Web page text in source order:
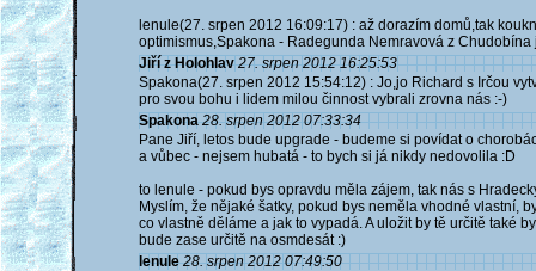
lenule(27. srpen 2012 16:09:17) : až dorazím domů,tak
optimismus,Spakona - Radegunda Nemravová z
Jiří z Holohlav 27. srpen 2012 16:25:53
Spakona(27. srpen 2012 15:54:12) : Jo,jo Richard s Irčou
pro svou bohu i lidem milou činnost vybrali zrovna nás :-)
Spakona 28. srpen 2012 07:33:34
Pane Jiří, letos bude upgrade - budeme si povídat o
a vůbec - nejsem hubatá - to bych si já nikdy nedovolila :D
to lenule - pokud bys opravdu měla zájem, tak nás s
Myslím, že nějaké šatky, pokud bys neměla vhodné vlastní,
co vlastně děláme a jak to vypadá. A uložit by tě určitě také
bude zase určitě na osmdesát :)
lenule 28. srpen 2012 07:49:50